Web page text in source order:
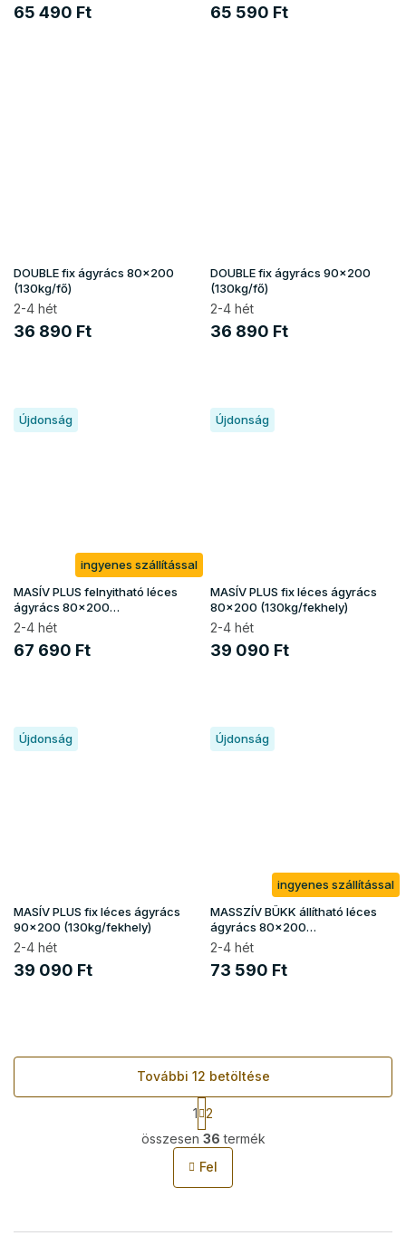
65 490 Ft 65 590 Ft
DOUBLE fix ágyrács 80x200
(130kg/fő)
2-4 hét
36 890 Ft
DOUBLE fix ágyrács 90x200
(130kg/fő)
2-4 hét
36 890 Ft
Újdonság
ingyenes szállítással
MASÍV PLUS felnyitható léces
ágyrács 80x200
(130kg/fekhely)
2-4 hét
67 690 Ft
Újdonság
MASÍV PLUS fix léces ágyrács
80x200 (130kg/fekhely)
2-4 hét
39 090 Ft
Újdonság
MASÍV PLUS fix léces ágyrács
90x200 (130kg/fekhely)
2-4 hét
39 090 Ft
Újdonság
ingyenes szállítással
MASSZÍV BÜKK állítható léces
ágyrács 80x200
(150kg/fekhely)
2-4 hét
73 590 Ft
L
i
s
r
További 12 betöltése
L
a
p
o
z
1 2
összesen 36 termék
Fel